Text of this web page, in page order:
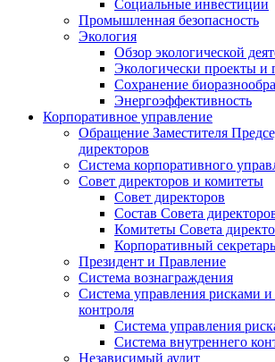
Социальные инвестиции
Промышленная безопасность
Экология
Обзор экологической
Экологически проекты и
Сохранение
Энергоэффективность
Корпоративное управление
Обращение Заместителя
директоров
Система корпоративного
Совет директоров и комитеты
Совет директоров
Состав Совета
Комитеты Совета
Корпоративный секретарь
Президент и Правление
Система вознаграждения
Система управления рисками и
контроля
Система управления
Система внутреннего
Независимый аудит